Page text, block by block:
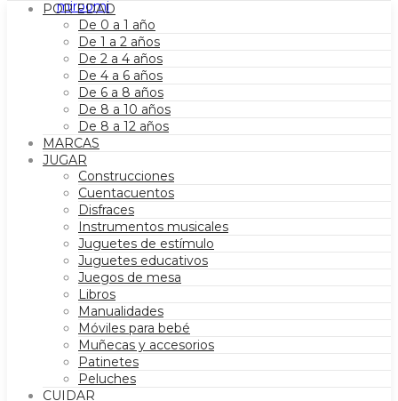
POR EDAD
De 0 a 1 año
De 1 a 2 años
De 2 a 4 años
De 4 a 6 años
De 6 a 8 años
De 8 a 10 años
De 8 a 12 años
MARCAS
JUGAR
Construcciones
Cuentacuentos
Disfraces
Instrumentos musicales
Juguetes de estímulo
Juguetes educativos
Juegos de mesa
Libros
Manualidades
Móviles para bebé
Muñecas y accesorios
Patinetes
Peluches
CUIDAR